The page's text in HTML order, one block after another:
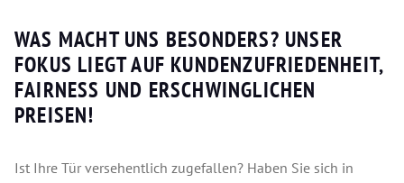
WAS MACHT UNS BESONDERS? UNSER
FOKUS LIEGT AUF KUNDENZUFRIEDENHEIT,
FAIRNESS UND ERSCHWINGLICHEN
PREISEN!
Ist Ihre Tür versehentlich zugefallen? Haben Sie sich in